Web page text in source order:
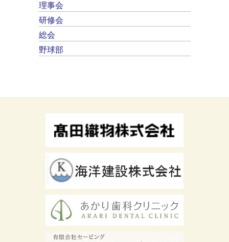
理事会
研修会
総会
野球部